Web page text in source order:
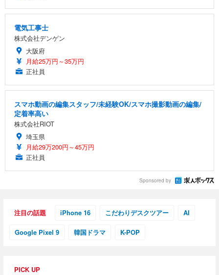
電気工事士
株式会社デンゲン
大阪府
月給25万円～35万円
正社員
スマホ動画の編集スタッフ/未経験OK/スマホ撮影動画の編集/
定着率高い
株式会社RIOT
埼玉県
月給29万200円～45万円
正社員
Sponsored by
注目の話題 iPhone 16 こだわりデスクツアー AI
Google Pixel 9 韓国ドラマ K-POP
PICK UP